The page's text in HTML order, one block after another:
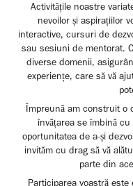
Activitățile noastre
nevoilor și aspirațiilor
interactive, cursuri de
sau sesiuni de mentorat.
diverse domenii,
experiențe, care să vă
Împreună am construit o
învățarea se îmbină
oportunitatea de a-și
invităm cu drag să vă
parte din
Participarea voastră